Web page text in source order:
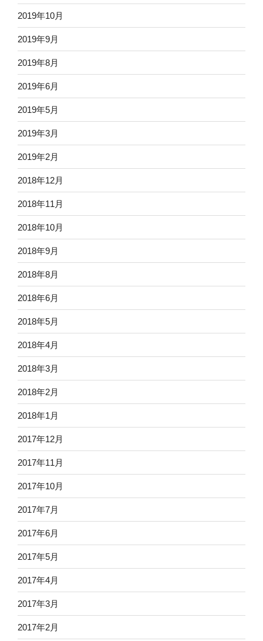
2019年10月
2019年9月
2019年8月
2019年6月
2019年5月
2019年3月
2019年2月
2018年12月
2018年11月
2018年10月
2018年9月
2018年8月
2018年6月
2018年5月
2018年4月
2018年3月
2018年2月
2018年1月
2017年12月
2017年11月
2017年10月
2017年7月
2017年6月
2017年5月
2017年4月
2017年3月
2017年2月